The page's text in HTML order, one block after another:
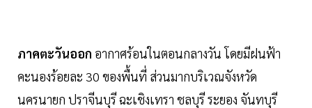
ภาคตะวันออก อากาศร้อนในตอนกลางวัน โดยมีฝนฟ้า
คะนองร้อยละ 30 ของพื้นที่ ส่วนมากบริเวณจังหวัด
นครนายก ปราจีนบุรี ฉะเชิงเทรา ชลบุรี ระยอง จันทบุรี